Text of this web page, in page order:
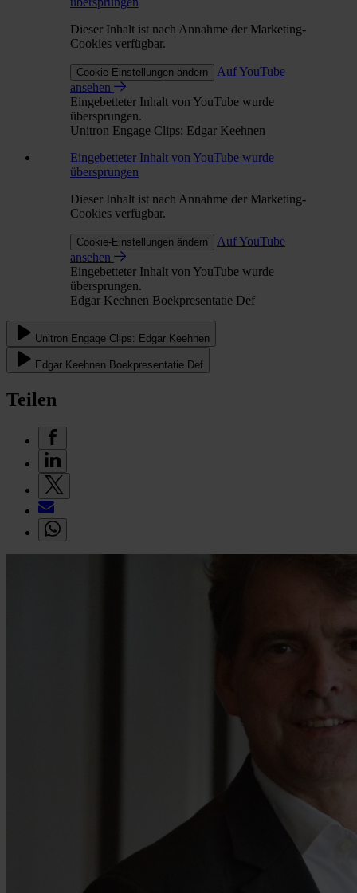
Dieser Inhalt ist nach Annahme der Marketing-
Cookies verfügbar.
Cookie-Einstellungen ändern
Auf YouTube
ansehen
Eingebetteter Inhalt von YouTube wurde
übersprungen.
Unitron Engage Clips: Edgar Keehnen
Eingebetteter Inhalt von YouTube wurde
übersprungen
Dieser Inhalt ist nach Annahme der Marketing-
Cookies verfügbar.
Cookie-Einstellungen ändern
Auf YouTube
ansehen
Eingebetteter Inhalt von YouTube wurde
übersprungen.
Edgar Keehnen Boekpresentatie Def
Unitron Engage Clips: Edgar Keehnen
Edgar Keehnen Boekpresentatie Def
Teilen